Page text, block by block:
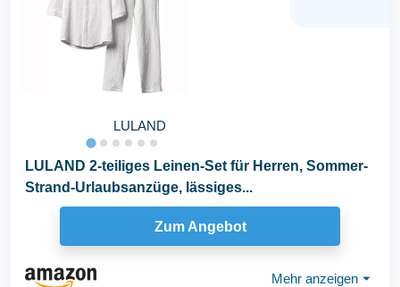
LULAND
LULAND 2-teiliges Leinen-Set für Herren, Sommer-
Strand-Urlaubsanzüge, lässiges...
Zum Angebot
Mehr anzeigen ⏷